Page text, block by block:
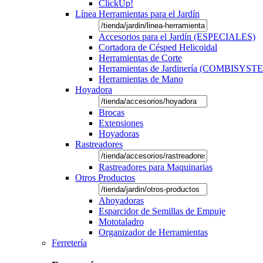
ClickUp!
Línea Herramientas para el Jardín
Accesorios para el Jardín (ESPECIALES)
Cortadora de Césped Helicoidal
Herramientas de Corte
Herramientas de Jardinería
Herramientas de Mano
Hoyadora
Brocas
Extensiones
Hoyadoras
Rastreadores
Rastreadores para Maquinarias
Otros Productos
Ahoyadoras
Esparcidor de Semillas de Empuje
Mototaladro
Organizador de Herramientas
Ferretería